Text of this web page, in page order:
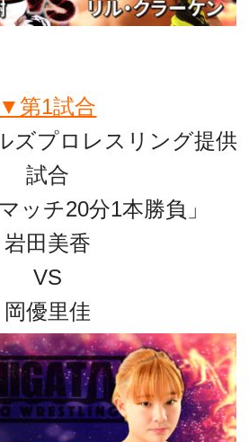
▼第1試合
ズプロレスリング提供
試合
ッチ20分1本勝負」
岩田美香
VS
岡優里佳